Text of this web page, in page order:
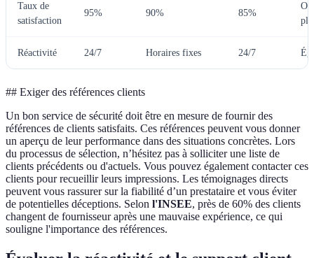
Taux de
satisfaction
95% 90% 85%
Réactivité 24/7 Horaires fixes 24/7
## Exiger des références clients
Un bon service de sécurité doit être en mesure de fournir des
références de clients satisfaits. Ces références peuvent vous donner
un aperçu de leur performance dans des situations concrètes. Lors
du processus de sélection, n’hésitez pas à solliciter une liste de
clients précédents ou d'actuels. Vous pouvez également contacter ces
clients pour recueillir leurs impressions. Les témoignages directs
peuvent vous rassurer sur la fiabilité d’un prestataire et vous éviter
de potentielles déceptions. Selon l'INSEE, près de 60% des clients
changent de fournisseur après une mauvaise expérience, ce qui
souligne l'importance des références.